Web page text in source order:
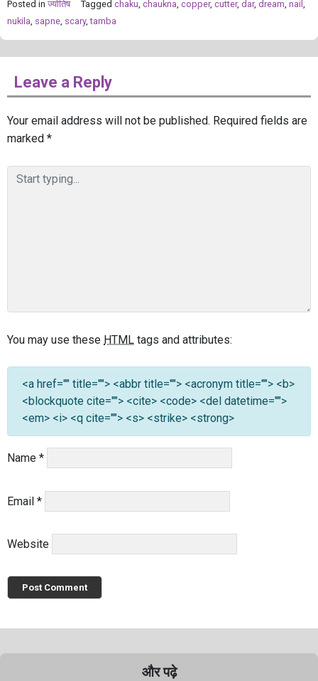
Posted in ज्योतिष Tagged chaku chaukna copper, cutter, dar, dream nail
nukila sapne scary,tamba
Leave a Reply
Your email address will not be published. Required fields are
marked *
You may use these HTML tags and attributes:
<a href="" title=""> <abbr title=""> <acronym title=""> <b>
<blockquote cite=""> <cite> <code> <del datetime="">
<em> <i> <q cite=""> <s> <strike> <strong>
Name *
Email *
Website
और पढ़े